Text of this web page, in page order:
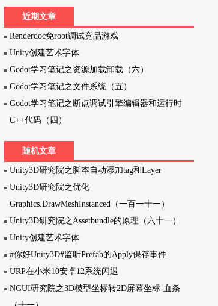
近期文章
Renderdoc免root调试竞品游戏
Unity创建艺术字体
Godot学习笔记之资源加载卸载（六）
Godot学习笔记之文件系统（五）
Godot学习笔记之断点调试引擎编辑器和运行时
C++代码（四）
随机文章
Unity3D研究院之脚本自动添加tag和Layer
Unity3D研究院之优化
Graphics.DrawMeshInstanced（一百一十一）
Unity3D研究院之Assetbundle的原理（六十一）
Unity创建艺术字体
#你好Unity3D#监听Prefab的Apply保存事件
URP在小米10安卓12系统闪退
NGUI研究院之3D模型坐标转2D屏幕坐标-血条